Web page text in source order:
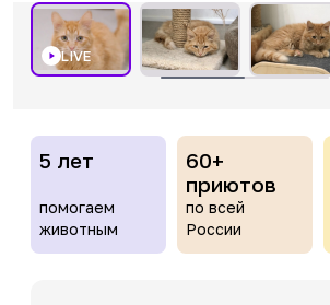
LIVE
5 лет
помогаем
животным
60+
приютов
по всей
России